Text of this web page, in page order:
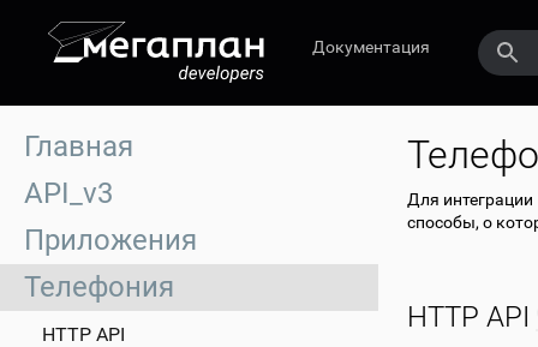
Документация
Главная
API_v3
Приложения
Телефония
HTTP API
Для
способы, о
HTTP API